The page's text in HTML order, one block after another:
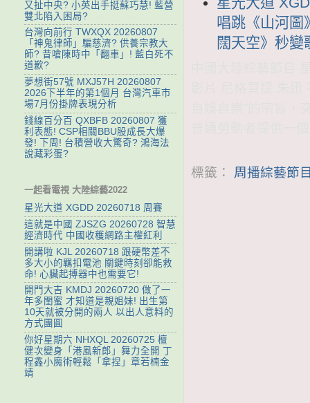
唱跳《山河圖
闊天空》秒
標籤： 周播綜藝節
又扯中央? 小英出手挺蘇巧慧! 藍營
雙北陷入困局?
台灣向前行 TWXQX 20260807
「神鬼律師」騙慈濟? 供養宗教大
師? 昔嗆陳時中「翻車」! 藍白死不
道歉?
夢想街57號 MXJ57H 20260807
2026下半年的第1個月 台灣汽車市
場7月份掛牌表現分析
錢線百分百 QXBFB 20260807 獲
利表態! CSP相關BBU股成長大爆
發! 下周! 台積營收大驚奇? 鴻海法
說藏彩蛋?
一起看電視 大陸綜藝2022
星光大道 XGDD 20260718 周賽
這就是中國 ZJSZG 20260728 智慧
經濟時代 中國收穫網路主權紅利
開講啦 KJL 20260718 跟硬幣差不
多大小的羈扣電池 關鍵時刻卻能救
命! 心臟起搏器中也需要它!
開門大吉 KMDJ 20260720 做了一
年多閨蜜 才知道是親姐妹! 出生第
10天就被分開的兩人 以出人意料的
方式團圓
你好星期六 NHXQL 20260725 檀
健次變身「港風新郎」舞力全開 丁
程鑫小魔術輕鬆「拿捏」章若楠金
靖